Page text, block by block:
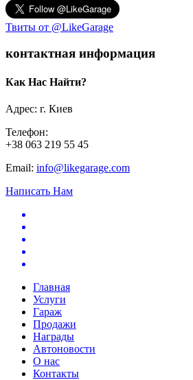
Твиты от @LikeGarage
контактная информация
Как Нас Найти?
Адрес: г. Киев
Телефон:
+38 063 219 55 45
Email: info@likegarage.com
Написать Нам
Главная
Услуги
Гараж
Продажи
Награды
Автоновости
О нас
Контакты